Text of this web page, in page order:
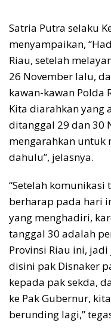
Satria Putra selaku
menyampaikan,
Riau, setelah
26 November lalu,
kawan-kawan Polda
Kita diarahkan yang
ditanggal 29 dan 30
mengarahkan untuk
dahulu”, jelasnya.
“Setelah komunikasi
berharap pada hari
yang menghadiri,
tanggal 30 adalah
Provinsi Riau ini,
disini pak Disnaker
kepada pak sekda,
ke Pak Gubernur,
berunding lagi,”